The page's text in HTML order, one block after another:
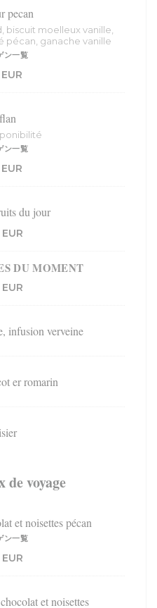
pecan
biscuit moelleux vanille,
pécan, ganache vanille
ン一覧
ン一覧
du jour
DU MOMENT
infusion verveine
er romarin
de voyage
et noisettes pécan
ン一覧
et noisettes